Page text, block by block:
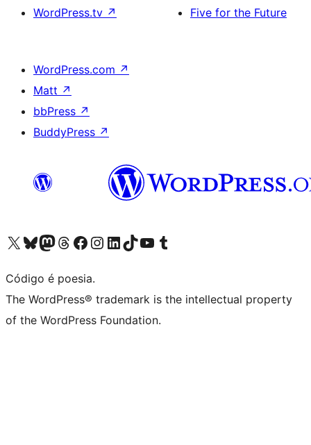
WordPress.tv ↗
Five for the Future
WordPress.com ↗
Matt ↗
bbPress ↗
BuddyPress ↗
Visite a nossa conta X (antigo Twitter)
Visit our Bluesky account
Visit our Mastodon account
Visit our Threads account
Visite a nossa página do Facebook
Visite a nossa conta no Instagram
Visite a nossa conta no LinkedIn
Visit our TikTok account
Visit our YouTube channel
Visit our Tumblr account
Código é poesia.
The WordPress® trademark is the intellectual property
of the WordPress Foundation.